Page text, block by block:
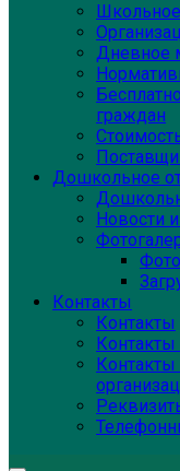
Дневное
граждан
Дошкольное
Новости
Контакты
Контакты
Контакты